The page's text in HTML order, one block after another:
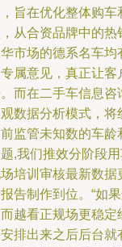
旨在优化整体购
从合资品牌中的
市场的德系名车
属意见，真正让
而在二手车信息
数据分析模式，
监管未知数的车
,我们推效分阶段
培训审核最新数
告制作到位。“如
越看正规场更稳定
排出来之后后台